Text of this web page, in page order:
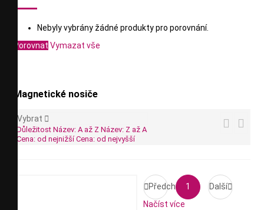
Nebyly vybrány žádné produkty pro porovnání.
Porovnat Vymazat vše
Magnetické nosiče
 
Vybrat 
Důležitost Název: A až Z Název: Z až A
Cena: od nejnižšíCena: od nejvyšší
Předchozí1 Další
Načíst více